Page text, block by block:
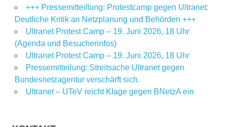
+++ Pressemitteillung: Protestcamp gegen Ultranet:
Deutliche Kritik an Netzplanung und Behörden +++
Ultranet Protest Camp – 19. Juni 2026, 18 Uhr
(Agenda und Besucherinfos)
Ultranet Protest Camp – 19. Juni 2026, 18 Uhr
Pressemitteilung: Streitsache Ultranet gegen
Bundesnetzagentur verschärft sich.
Ultranet – UTeV reicht Klage gegen BNetzA ein